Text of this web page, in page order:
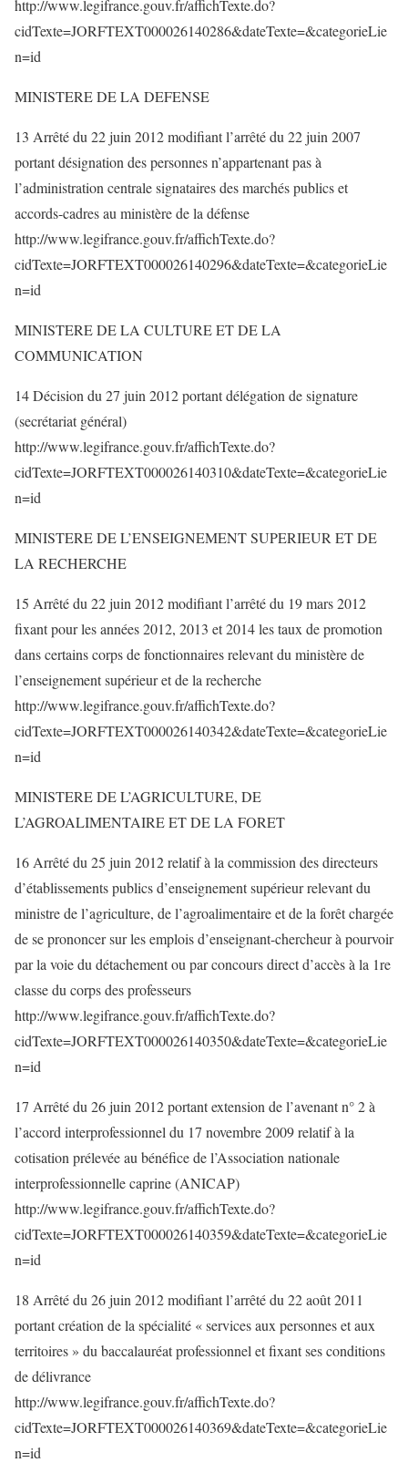
http://www.legifrance.gouv.fr/affichTexte.do?
cidTexte=JORFTEXT000026140286&dateTexte=&categorieLie
n=id
MINISTERE DE LA DEFENSE
13 Arrêté du 22 juin 2012 modifiant l’arrêté du 22 juin 2007
portant désignation des personnes n’appartenant pas à
l’administration centrale signataires des marchés publics et
accords-cadres au ministère de la défense
http://www.legifrance.gouv.fr/affichTexte.do?
cidTexte=JORFTEXT000026140296&dateTexte=&categorieLie
n=id
MINISTERE DE LA CULTURE ET DE LA
COMMUNICATION
14 Décision du 27 juin 2012 portant délégation de signature
(secrétariat général)
http://www.legifrance.gouv.fr/affichTexte.do?
cidTexte=JORFTEXT000026140310&dateTexte=&categorieLie
n=id
MINISTERE DE L’ENSEIGNEMENT SUPERIEUR ET DE
LA RECHERCHE
15 Arrêté du 22 juin 2012 modifiant l’arrêté du 19 mars 2012
fixant pour les années 2012, 2013 et 2014 les taux de promotion
dans certains corps de fonctionnaires relevant du ministère de
l’enseignement supérieur et de la recherche
http://www.legifrance.gouv.fr/affichTexte.do?
cidTexte=JORFTEXT000026140342&dateTexte=&categorieLie
n=id
MINISTERE DE L’AGRICULTURE, DE
L’AGROALIMENTAIRE ET DE LA FORET
16 Arrêté du 25 juin 2012 relatif à la commission des directeurs
d’établissements publics d’enseignement supérieur relevant du
ministre de l’agriculture, de l’agroalimentaire et de la forêt chargée
de se prononcer sur les emplois d’enseignant-chercheur à pourvoir
par la voie du détachement ou par concours direct d’accès à la 1re
classe du corps des professeurs
http://www.legifrance.gouv.fr/affichTexte.do?
cidTexte=JORFTEXT000026140350&dateTexte=&categorieLie
n=id
17 Arrêté du 26 juin 2012 portant extension de l’avenant n° 2 à
l’accord interprofessionnel du 17 novembre 2009 relatif à la
cotisation prélevée au bénéfice de l’Association nationale
interprofessionnelle caprine (ANICAP)
http://www.legifrance.gouv.fr/affichTexte.do?
cidTexte=JORFTEXT000026140359&dateTexte=&categorieLie
n=id
18 Arrêté du 26 juin 2012 modifiant l’arrêté du 22 août 2011
portant création de la spécialité « services aux personnes et aux
territoires » du baccalauréat professionnel et fixant ses conditions
de délivrance
http://www.legifrance.gouv.fr/affichTexte.do?
cidTexte=JORFTEXT000026140369&dateTexte=&categorieLie
n=id